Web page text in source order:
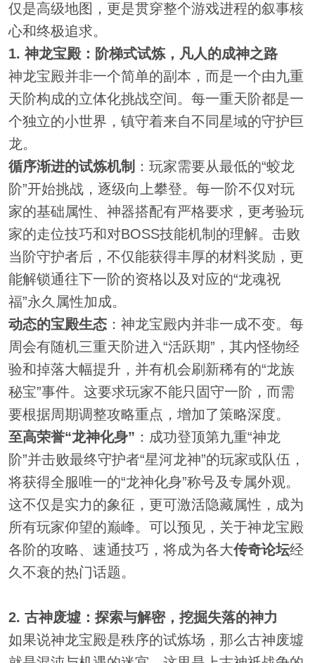
仅是高级地图，更是贯穿整个游戏进程的叙事核
心和终极追求。
1. 神龙宝殿：阶梯式试炼，凡人的成神之路
神龙宝殿并非一个简单的副本，而是一个由九重
天阶构成的立体化挑战空间。每一重天阶都是一
个独立的小世界，镇守着来自不同星域的守护巨
龙。
循序渐进的试炼机制 ：玩家需要从最低的“蛟龙
阶”开始挑战，逐级向上攀登。每一阶不仅对玩
家的基础属性、神器搭配有严格要求，更考验玩
家的走位技巧和对BOSS技能机制的理解。击败
当阶守护者后，不仅能获得丰厚的材料奖励，更
能解锁通往下一阶的资格以及对应的“龙魂祝
福”永久属性加成。
动态的宝殿生态：神龙宝殿内并非一成不变。每
周会有随机三重天阶进入“活跃期”，其内怪物经
验和掉落大幅提升，并有机会刷新稀有的“龙族
秘宝”事件。这要求玩家不能只固守一阶，而需
要根据周期调整攻略重点，增加了策略深度。
至高荣誉“龙神化身” ：成功登顶第九重“神龙
阶”并击败最终守护者“星河龙神”的玩家或队伍，
将获得全服唯一的“龙神化身”称号及专属外观。
这不仅是实力的象征，更可激活隐藏属性，成为
所有玩家仰望的巅峰。可以预见，关于神龙宝殿
各阶的攻略、速通技巧，将成为各大传奇论坛经
久不衰的热门话题。
2. 古神废墟：探索与解密，挖掘失落的神力
如果说神龙宝殿是秩序的试炼场，那么古神废墟